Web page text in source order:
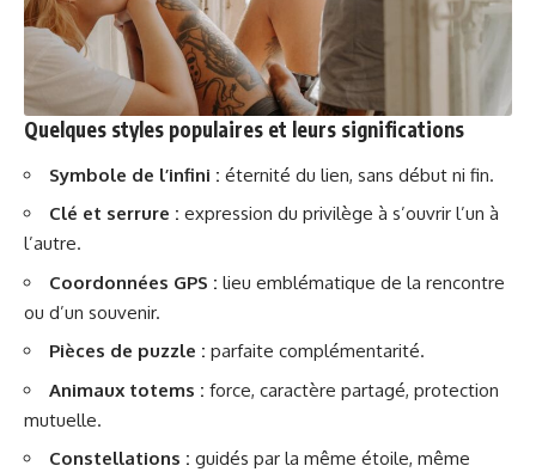
Quelques styles populaires et leurs significations
Symbole de l’infini : éternité du lien, sans début ni fin.
Clé et serrure : expression du privilège à s’ouvrir l’un à
l’autre.
Coordonnées GPS : lieu emblématique de la rencontre
ou d’un souvenir.
Pièces de puzzle : parfaite complémentarité.
Animaux totems : force, caractère partagé, protection
mutuelle.
Constellations : guidés par la même étoile, même